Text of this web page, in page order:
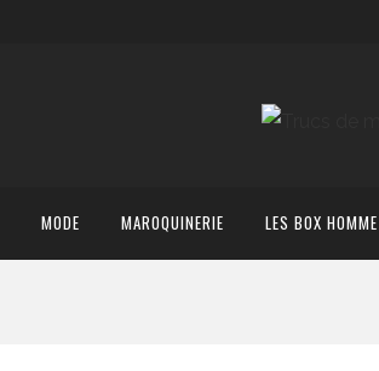
MODE MAROQUINERIE LES BOX HOMME